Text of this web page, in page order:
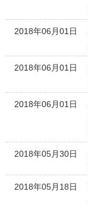
2018年06月01日
2018年06月01日
2018年06月01日
2018年05月30日
2018年05月18日